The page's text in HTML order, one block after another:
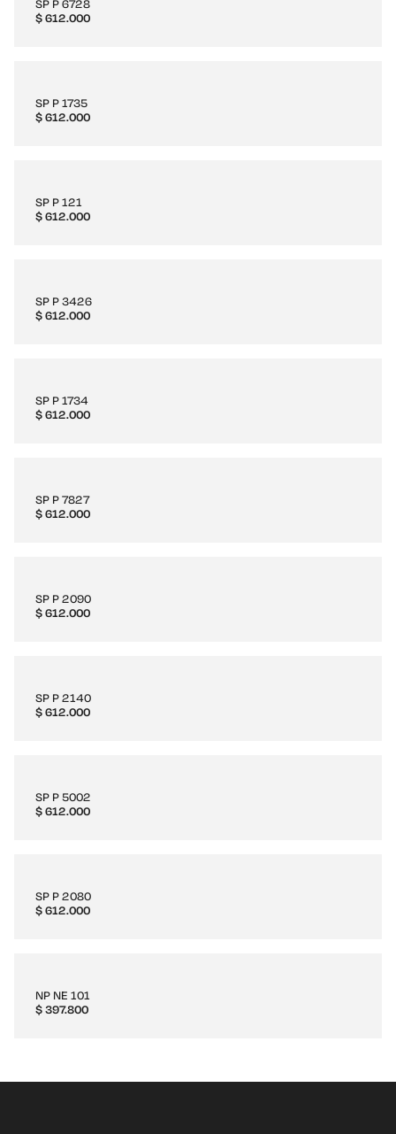
SP P 6728
$612.000
SP P 1735
$612.000
SP P 121
$612.000
SP P 3426
$612.000
SP P 1734
$612.000
SP P 7827
$612.000
SP P 2090
$612.000
SP P 2140
$612.000
SP P 5002
$612.000
SP P 2080
$612.000
NP NE 101
$397.800